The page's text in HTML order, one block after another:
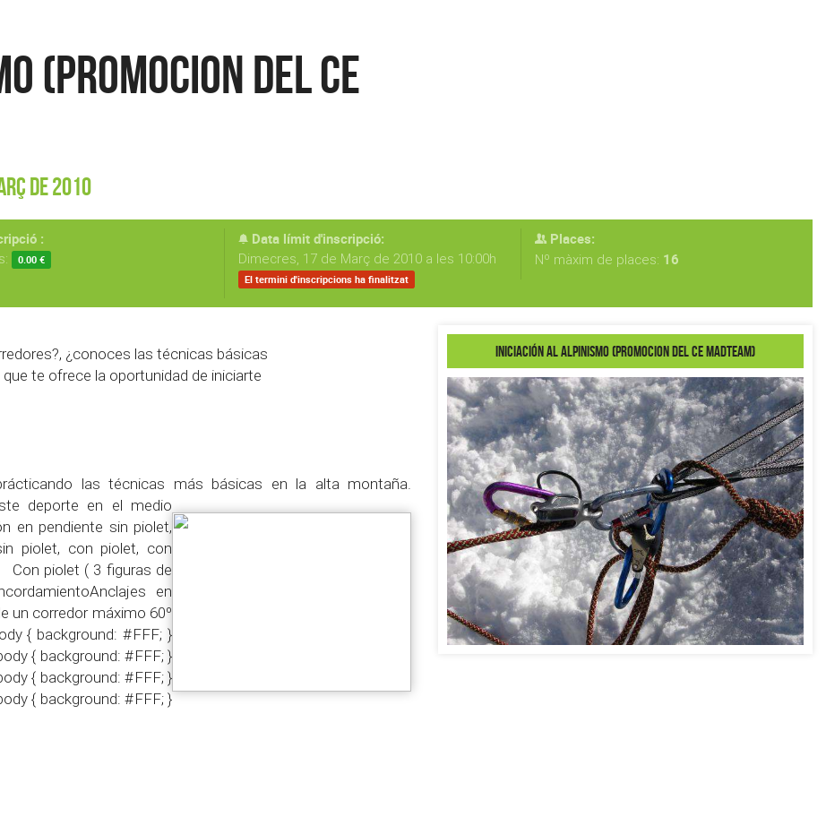
(PROMOCION DEL CE
de 2010
:
0.00 €
Data límit d'inscripció:
Dimecres, 17 de Març de 2010 a les 10:00h
El termini d'inscripcions ha finalitzat
Places:
Nº màxim de places: 16
¿conoces las técnicas básicas
te ofrece la oportunidad de iniciarte
las técnicas más básicas en la alta montaña.
deporte en el medio
en pendiente sin piolet,
piolet, con piolet, con
piolet ( 3 figuras de
en
un corredor máximo 60º
{ background: #FFF; }
{ background: #FFF; }
{ background: #FFF; }
{ background: #FFF; }
INICIACIÓN AL ALPINISMO (PROMOCION DEL CE MADTEAM)